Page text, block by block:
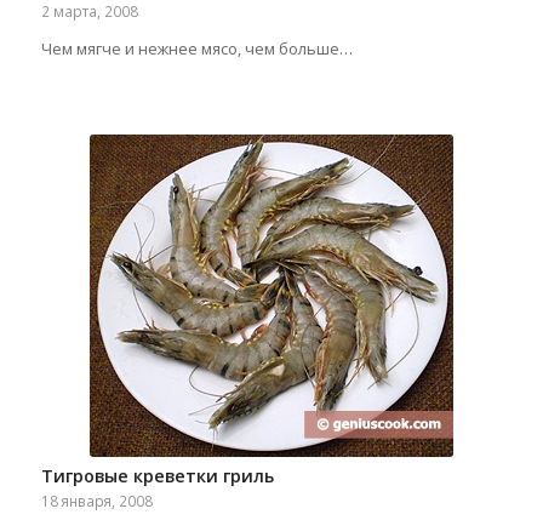
2 марта, 2008
Чем мягче и нежнее мясо, чем больше…
Тигровые креветки гриль
18 января, 2008